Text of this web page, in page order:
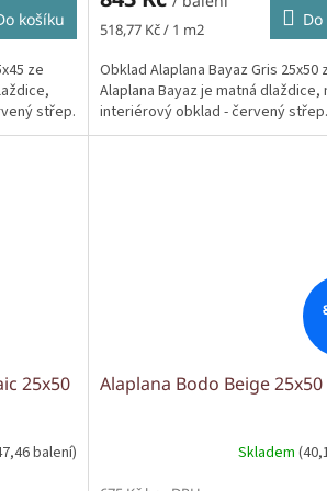
košíku
ze
střep.
Měrná
518,77 Kč / 1 m2
Obklad Alaplana Bayaz Gris 25x50
Alaplana Bayaz je matná dlaždice,
interiérový obklad - červený střep.
25x50
balení)
Alaplana Bodo Beige 25x50
Skladem